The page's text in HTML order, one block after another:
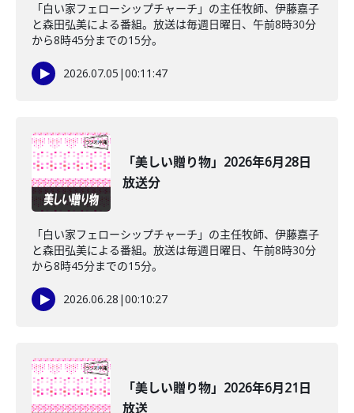
「白い家フェローシップチャーチ」の主任牧師、伊藤嘉子
と森田弘美による番組。放送は毎週日曜日、午前8時30分
から8時45分までの15分。
2026.07.05 |00:11:47
「美しい贈り物」2026年6月28日
放送分
「白い家フェローシップチャーチ」の主任牧師、伊藤嘉子
と森田弘美による番組。放送は毎週日曜日、午前8時30分
から8時45分までの15分。
2026.06.28 |00:10:27
「美しい贈り物」2026年6月21日
放送